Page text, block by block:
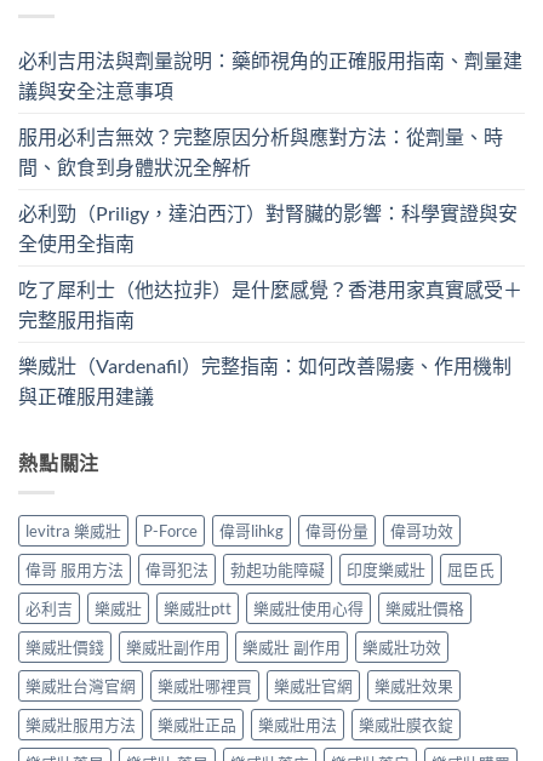
必利吉用法與劑量說明：藥師視角的正確服用指南、劑量建
議與安全注意事項
服用必利吉無效？完整原因分析與應對方法：從劑量、時
間、飲食到身體狀況全解析
必利勁（Priligy，達泊西汀）對腎臟的影響：科學實證與安
全使用全指南
吃了犀利士（他达拉非）是什麼感覺？香港用家真實感受＋
完整服用指南
樂威壯（Vardenafil）完整指南：如何改善陽痿、作用機制
與正確服用建議
熱點關注
levitra 樂威壯 P-Force 偉哥lihkg 偉哥份量
偉哥功效
偉哥 服用方法
偉哥犯法 勃起功能障礙 印度樂威壯
屈臣氏
必利吉
樂威壯 樂威壯ptt 樂威壯使用心得
樂威壯價格
樂威壯價錢
樂威壯副作用 樂威壯 副作用
樂威壯功效
樂威壯台灣官網
樂威壯哪裡買 樂威壯官網
樂威壯效果
樂威壯服用方法
樂威壯正品 樂威壯用法
樂威壯膜衣錠